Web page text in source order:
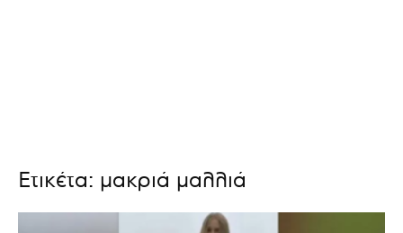
Ετικέτα: μακριά μαλλιά